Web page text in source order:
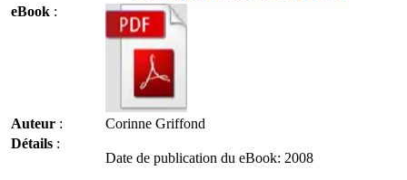
eBook :
Auteur :
Corinne Griffond
Détails :
Date de publication du eBook: 2008